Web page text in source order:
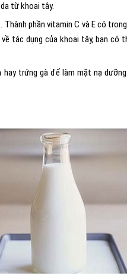
từ khoai tây.
phần vitamin C và E có
tác dụng của khoai tây, bạn có
trứng gà để làm mặt nạ